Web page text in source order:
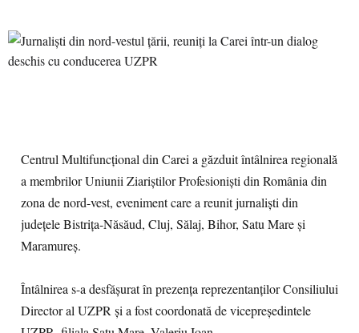
Centrul Multifuncțional din Carei a găzduit întâlnirea regională
a membrilor Uniunii Ziariștilor Profesioniști din România din
zona de nord-vest, eveniment care a reunit jurnaliști din
județele Bistrița-Năsăud, Cluj, Sălaj, Bihor, Satu Mare și
Maramureș.
Întâlnirea s-a desfășurat în prezența reprezentanților Consiliului
Director al UZPR și a fost coordonată de vicepreședintele